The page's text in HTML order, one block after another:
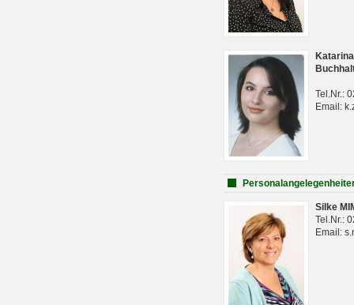
Tel.Nr.:
Email:
Silke
Tel.Nr.:
Email: